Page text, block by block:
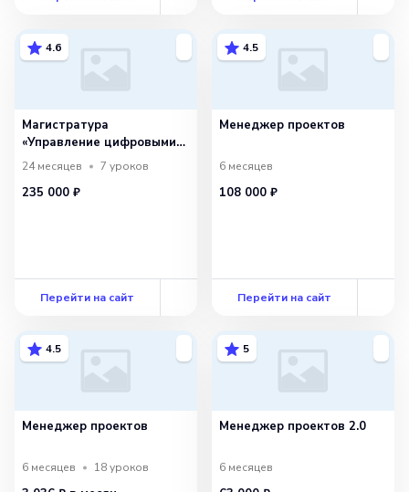
4.6
Магистратура
«Управление цифровыми
проектами» с РАНХиГС
24 месяцев 7 уроков
235 000 ₽
Перейти на сайт
4.5
Менеджер проектов
6 месяцев
108 000 ₽
Перейти на сайт
4.5
Менеджер проектов
6 месяцев 18уроков
5
Менеджер проектов 2.0
6 месяцев